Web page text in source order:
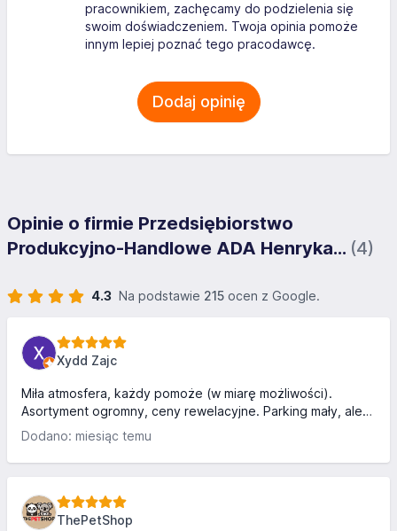
pracownikiem, zachęcamy do podzielenia się
swoim doświadczeniem. Twoja opinia pomoże
innym lepiej poznać tego pracodawcę.
Dodaj opinię
Opinie o firmie Przedsiębiorstwo
Produkcyjno-Handlowe ADA Henryka... (4)
4.3 Na podstawie 215 ocen z Google.
Xydd Zajc
Miła atmosfera, każdy pomoże (w miarę możliwości).
Asortyment ogromny, ceny rewelacyjne. Parking mały, ale
firma nie ma możliwości powiększyć (marudzić można w
ratuszu, bo to teren miasta). Kierowcy (LKW) wystarczy że
poproszą o pomoc, nikt tego nie zaniecha, a nie unosić się
wstecznym..." Tak ciężko poprosić o pomoc? Każdy
pracownik ma swoje zadania, wystarczy zapytać a będzie
Dodano: miesiąc temu
ThePetShop